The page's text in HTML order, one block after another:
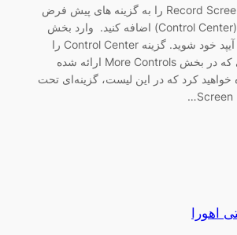
ابتدا باید قابلیت Record Screen را به گزینه های پیش فرض
منوی کنترل سنتر (Control Center) اضافه کنید. وارد بخش
Settings آیفون یا آیپد خود شوید. گزینه Control Center را
انتخاب و به لیستی که در بخش More Controls ارائه شده
کرد که در این لیست، گزینه‌ای تحت
اهورا